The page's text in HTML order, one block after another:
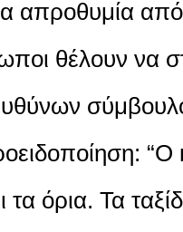
απροθυμία
θέλουν να
όρια. Τα